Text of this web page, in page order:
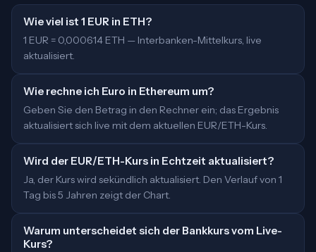
Wie viel ist 1 EUR in ETH?
1 EUR = 0,000614 ETH — Interbanken-Mittelkurs, live
aktualisiert.
Wie rechne ich Euro in Ethereum um?
Geben Sie den Betrag in den Rechner ein; das Ergebnis
aktualisiert sich live mit dem aktuellen EUR/ETH-Kurs.
Wird der EUR/ETH-Kurs in Echtzeit aktualisiert?
Ja, der Kurs wird sekündlich aktualisiert. Den Verlauf von 1
Tag bis 5 Jahren zeigt der Chart.
Warum unterscheidet sich der Bankkurs vom Live-
Kurs?